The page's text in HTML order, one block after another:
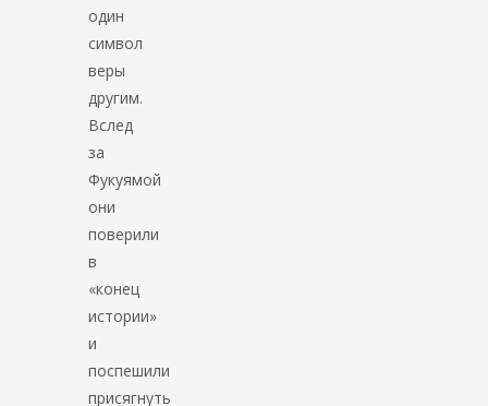
один
символ
веры
другим.
Вслед
за
Фукуямой
они
поверили
в
«конец
истории»
и
поспешили
присягнуть